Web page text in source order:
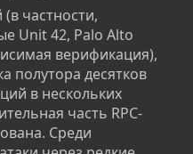
частности,
Unit 42, Palo Alto
верификация),
полутора десятков
в нескольких
часть RPC-
Среди